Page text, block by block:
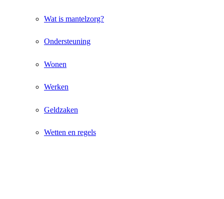
Wat is mantelzorg?
Ondersteuning
Wonen
Werken
Geldzaken
Wetten en regels